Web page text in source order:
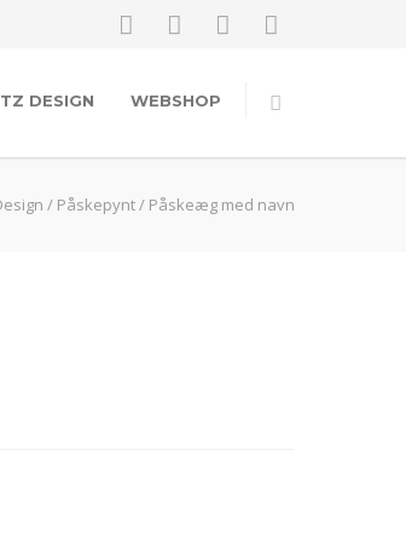
DESIGN WEBSHOP
/ Påskepynt/ Påskeæg med navn